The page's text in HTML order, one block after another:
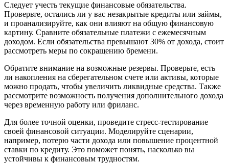
Следует учесть текущие финансовые обязательства.
Проверьте, остались ли у вас незакрытые кредиты или займы,
и проанализируйте, как они влияют на общую финансовую
картину. Сравните обязательные платежи с ежемесячным
доходом. Если обязательства превышают 30% от дохода, стоит
рассмотреть меры по сокращению бремени.
Обратите внимание на возможные резервы. Проверьте, есть
ли накопления на сберегательном счете или активы, которые
можно продать, чтобы увеличить ликвидные средства. Также
рассмотрите возможность получения дополнительного дохода
через временную работу или фриланс.
Для более точной оценки, проведите стресс-тестирование
своей финансовой ситуации. Моделируйте сценарии,
например, потерю части дохода или повышение процентной
ставки по кредиту. Это поможет понять, насколько вы
устойчивы к финансовым трудностям.